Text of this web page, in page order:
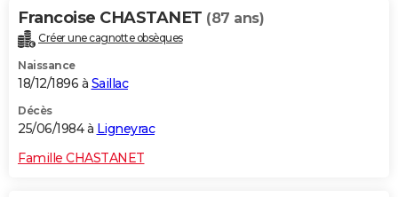
Francoise CHASTANET (87 ans)
Créer une cagnotte obsèques
Naissance
18/12/1896 à Saillac
Décès
25/06/1984 à Ligneyrac
Famille CHASTANET